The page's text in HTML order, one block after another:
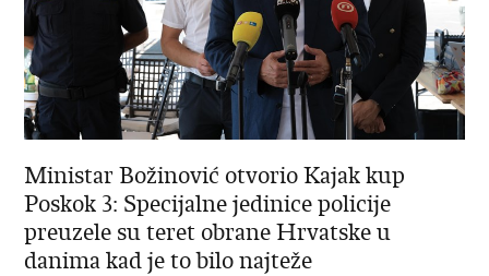
Ministar Božinović otvorio Kajak kup
Poskok 3: Specijalne jedinice policije
preuzele su teret obrane Hrvatske u
danima kad je to bilo najteže